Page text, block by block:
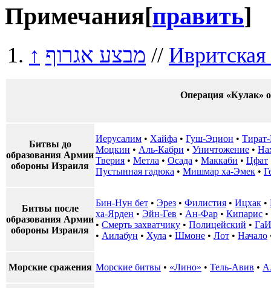
Примечания[править]
↑ מבצע אגרוף //
Операция «Кулак»
Битвы до
образования Армии
обороны Израиля
Иерусалим • Хайфа • Гуш-Эцион •
Моцкин • Аль-Кабри • Уничтожение •
Тверия • Метла • Осада • Маккаби • Цфат
Пустынная гадюка • Мишмар ха-Эмек •
Битвы после
образования Армии
обороны Израиля
Бин-Нун бет • Эрез • Филистия • Ицхак •
ха-Ярден • Эйн-Гев • Ан-Фар • Кипарис •
• Смерть захватчику • Полицейский •
• Аилабун • Хула • Шмоне • Лот • Начало
Морские сражения Морские битвы • «Лино» • Тель-Авив •